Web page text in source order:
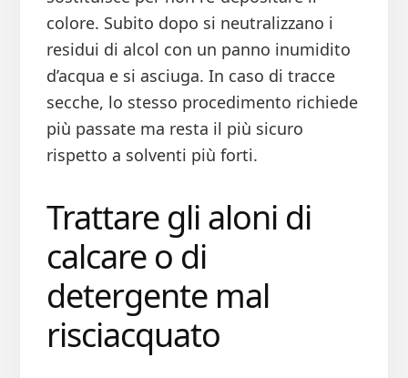
colore. Subito dopo si neutralizzano i
residui di alcol con un panno inumidito
d’acqua e si asciuga. In caso di tracce
secche, lo stesso procedimento richiede
più passate ma resta il più sicuro
rispetto a solventi più forti.
Trattare gli aloni di
calcare o di
detergente mal
risciacquato